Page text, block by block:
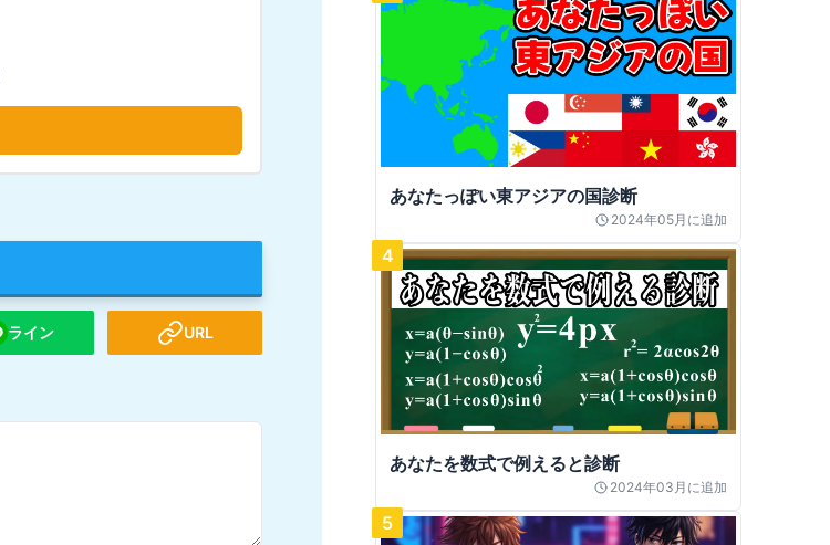
ライン URL
あなたっぽい東アジアの国診断
2024年05月 に追加
4
あなたを数式で例えると診断
2024年03月 に追加
5